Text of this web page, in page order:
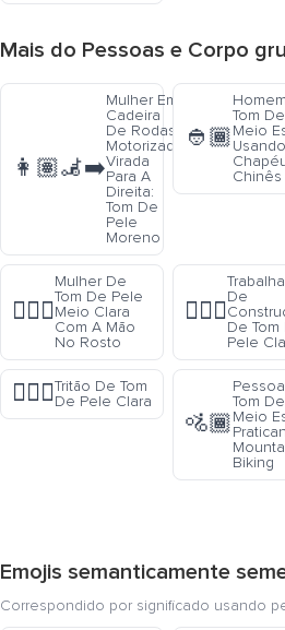
Mais do Pessoas e Corpo
👩🏽‍🦼‍➡️
Mulher Em
Cadeira
De Rodas
Motorizada
Virada
Para A
Direita:
Tom De
Pele
Moreno
👲🏾
Tom
Meio
Usando
Chinês
🤦🏼‍♀️
Mulher De
Tom De Pele
Meio Clara
Com A Mão
No Rosto
👷🏻‍♀️
De
De Tom
Pele
🧜🏻‍♂️Tritão De Tom
De Pele Clara
🚵🏾
Tom
Meio
Biking
Emojis semanticamente
Correspondido por significado usando